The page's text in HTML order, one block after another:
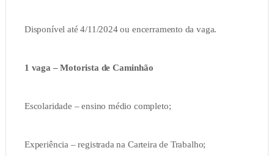
Disponível até 4/11/2024 ou encerramento da vaga.
1 vaga – Motorista de Caminhão
Escolaridade – ensino médio completo;
Experiência – registrada na Carteira de Trabalho;